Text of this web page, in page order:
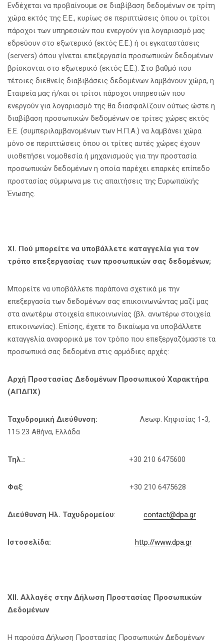
Ενδέχεται να προβαίνουμε σε διαβίβαση δεδομένων σε τρίτη
χώρα εκτός της Ε.Ε., κυρίως σε περιπτώσεις όπου οι τρίτοι
πάροχοι των υπηρεσιών που ενεργούν για λογαριασμό μας
εδρεύουν στο εξωτερικό (εκτός Ε.Ε.) ή οι εγκαταστάσεις
(servers) όπου γίνεται επεξεργασία προσωπικών δεδομένων
βρίσκονται στο εξωτερικό (εκτός Ε.Ε.). Στο βαθμό που
τέτοιες διεθνείς διαβιβάσεις δεδομένων λαμβάνουν χώρα, η
Εταιρεία μας ή/και οι τρίτοι πάροχοι υπηρεσιών που
ενεργούν για λογαριασμό της θα διασφαλίζουν ούτως ώστε η
διαβίβαση προσωπικών δεδομένων σε τρίτες χώρες εκτός
Ε.Ε. (συμπεριλαμβανομένων των Η.Π.Α.) να λαμβάνει χώρα
μόνο σε περιπτώσεις όπου οι τρίτες αυτές χώρες έχουν
υιοθετήσει νομοθεσία ή μηχανισμούς για την προστασία
προσωπικών δεδομένων η οποία παρέχει επαρκές επίπεδο
προστασίας σύμφωνα με τις απαιτήσεις της Ευρωπαϊκής
Ένωσης.
XI. Πού μπορείτε να υποβάλλετε καταγγελία για τον
τρόπο επεξεργασίας των προσωπικών σας δεδομένων;
Μπορείτε να υποβάλλετε παράπονα σχετικά με την
επεξεργασία των δεδομένων σας επικοινωνώντας μαζί μας
στα ανωτέρω στοιχεία επικοινωνίας (βλ. ανωτέρω στοιχεία
επικοινωνίας). Επίσης, έχετε το δικαίωμα να υποβάλλετε
καταγγελία αναφορικά με τον τρόπο που επεξεργαζόμαστε τα
προσωπικά σας δεδομένα στις αρμόδιες αρχές:
Αρχή Προστασίας Δεδομένων Προσωπικού Χαρακτήρα
(ΑΠΔΠΧ)
Ταχυδρομική Διεύθυνση: Λεωφ. Κηφισίας 1-3,
115 23 Αθήνα, Ελλάδα
Τηλ.: +30 210 6475600
Φαξ: +30 210 6475628
Διεύθυνση Ηλ. Ταχυδρομείου: contact@dpa.gr
Ιστοσελίδα: http://www.dpa.gr
ΧΙΙ. Αλλαγές στην Δήλωση Προστασίας Προσωπικών
Δεδομένων
Η παρούσα Δήλωση Προστασίας Προσωπικών Δεδομένων